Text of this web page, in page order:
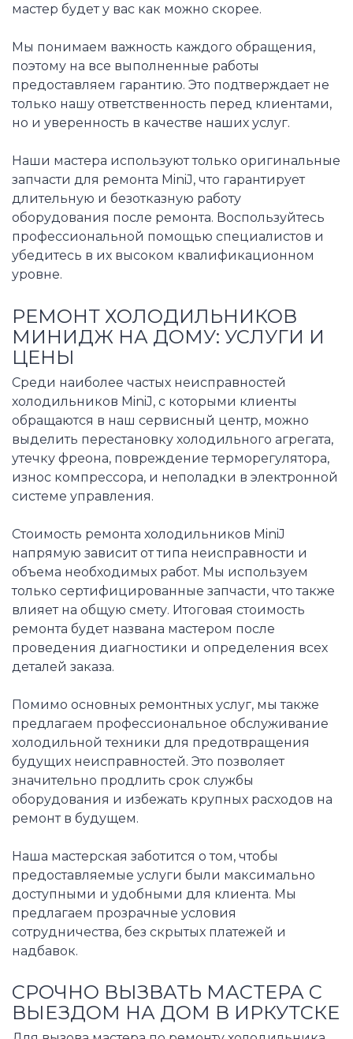
мастер будет у вас как можно скорее.
Мы понимаем важность каждого обращения,
поэтому на все выполненные работы
предоставляем гарантию. Это подтверждает не
только нашу ответственность перед клиентами,
но и уверенность в качестве наших услуг.
Наши мастера используют только оригинальные
запчасти для ремонта MiniJ, что гарантирует
длительную и безотказную работу
оборудования после ремонта. Воспользуйтесь
профессиональной помощью специалистов и
убедитесь в их высоком квалификационном
уровне.
РЕМОНТ ХОЛОДИЛЬНИКОВ
МИНИДЖ НА ДОМУ: УСЛУГИ И
ЦЕНЫ
Среди наиболее частых неисправностей
холодильников MiniJ, с которыми клиенты
обращаются в наш сервисный центр, можно
выделить перестановку холодильного агрегата,
утечку фреона, повреждение терморегулятора,
износ компрессора, и неполадки в электронной
системе управления.
Стоимость ремонта холодильников MiniJ
напрямую зависит от типа неисправности и
объема необходимых работ. Мы используем
только сертифицированные запчасти, что также
влияет на общую смету. Итоговая стоимость
ремонта будет названа мастером после
проведения диагностики и определения всех
деталей заказа.
Помимо основных ремонтных услуг, мы также
предлагаем профессиональное обслуживание
холодильной техники для предотвращения
будущих неисправностей. Это позволяет
значительно продлить срок службы
оборудования и избежать крупных расходов на
ремонт в будущем.
Наша мастерская заботится о том, чтобы
предоставляемые услуги были максимально
доступными и удобными для клиента. Мы
предлагаем прозрачные условия
сотрудничества, без скрытых платежей и
надбавок.
СРОЧНО ВЫЗВАТЬ МАСТЕРА С
ВЫЕЗДОМ НА ДОМ В ИРКУТСКЕ